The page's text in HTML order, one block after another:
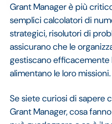
Grant Manager è più
semplici calcolatori di
strategici, risolutori di
assicurano che le
gestiscano efficacemente
alimentano le loro missioni.
Se siete curiosi di sapere
Grant Manager, cosa